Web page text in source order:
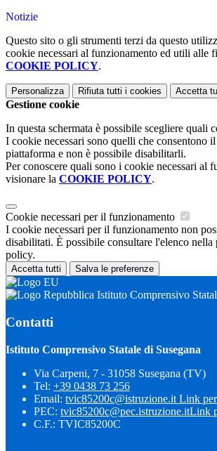
Notizie
Questo sito o gli strumenti terzi da questo
cookie necessari al funzionamento ed utili alle
COOKIE POLICY.
Personalizza Rifiuta tutti i cookies Accetta
Gestione cookie
In questa schermata è possibile scegliere quali
I cookie necessari sono quelli che consentono
piattaforma e non è possibile disabilitarli.
Per conoscere quali sono i cookie necessari al
visionare la COOKIE POLICY.
Cookie necessari per il funzionamento
I cookie necessari per il funzionamento non
disabilitati. È possibile consultare l'elenco nella
policy.
Accetta tutti Salva le preferenze
Istituto Comprensivo
Contatti
Istituto Comprensivo Statale di Susegana
Via Carpeni, 7 - 31058 Susegana (TV)
Tel: +39 0438 73 256
Email: tvic85200c@istruzione.it Link
PEC: tvic85200c@pec.istruzione.itLink
C.F.: TVIC85200C